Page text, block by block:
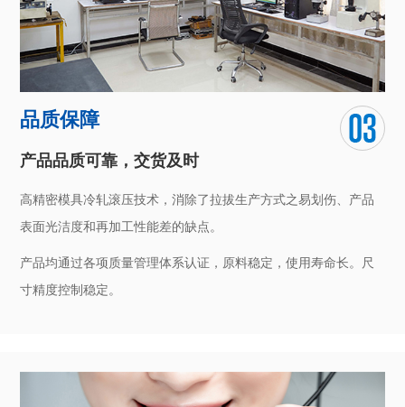
品质保障
产品品质可靠，交货及时
高精密模具冷轧滚压技术，消除了拉拔生产方式之易划伤、产品
表面光洁度和再加工性能差的缺点。
产品均通过各项质量管理体系认证，原料稳定，使用寿命长。尺
寸精度控制稳定。